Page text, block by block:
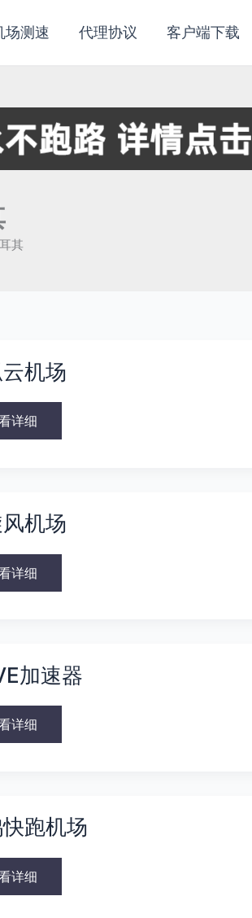
场测速 代理协议 客户端下载
其
机场
详细
机场
详细
加速器
详细
跑机场
详细